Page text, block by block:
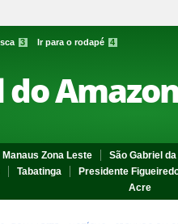
3 Ir para o rodapé 4
Manaus Zona Leste São Gabriel
Tabatinga Presidente
Acre